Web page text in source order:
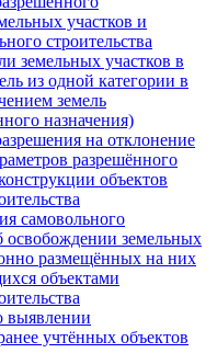
участков и
строительства
земельных участков в
из одной категории в
земель
назначения)
на отклонение
разрешённого
объектов
самовольного
освобождении земельных
размещённых на них
объектами
выявлении
учтённых объектов